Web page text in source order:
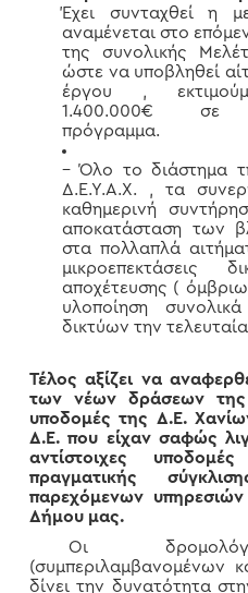
Έχει συνταχθεί η
αναμένεται στο
της συνολικής
ώστε να υποβληθεί
έργου ,
1.400.000€ σε
πρόγραμμα.
– Όλο το διάστημα
Δ.Ε.Υ.Α.Χ. , τα
καθημερινή
αποκατάσταση των
στα πολλαπλά
μικροεπεκτάσεις
αποχέτευσης (
υλοποίηση
δικτύων την τελευταία
Τέλος αξίζει να
των νέων δράσεων
υποδομές της Δ.Ε.
Δ.Ε. που είχαν σαφώς
αντίστοιχες
πραγματικής
παρεχόμενων
Δήμου μας.
Οι
δίνει την δυνατότητα